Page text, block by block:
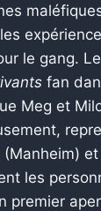
le gang.
fan
Meg et
les
premier